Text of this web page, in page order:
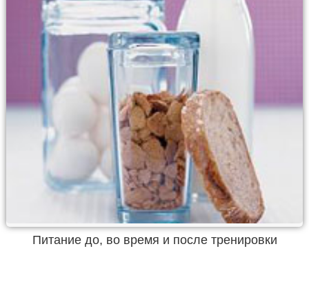
Питание до, во время и после тренировки